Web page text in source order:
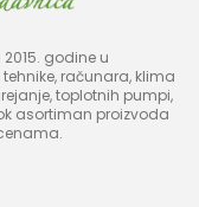
godine u
računara, klima
toplotnih pumpi,
asortiman proizvoda